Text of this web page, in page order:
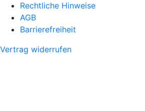
Rechtliche Hinweise
AGB
Barrierefreiheit
Vertrag widerrufen